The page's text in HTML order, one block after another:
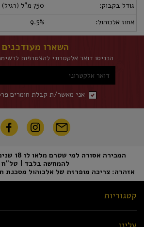
גודל בקבוק:
750 מ"ל (רגיל)
אחוז אלכוהול:
9.5%
השארו מעודכנים
הכניסו דואר אלקטרוני להצטרפות
דואר אלקטרוני
אני מאשר/ת קבלת חומרים
המכירה
להמחשה בלבד | טל"ח
אזהרה: צריכה מופרזת של אלכוהול מסכנת
קטגוריות